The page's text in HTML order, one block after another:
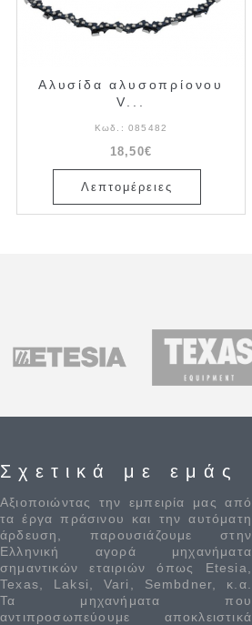
Αλυσίδα αλυσοπρίονου
V...
Κωδ.: 085482
18,50€
Λεπτομέρειες
Σχετικά με εμάς
Αξιοποιώντας την εμπειρία μας από
τα έργα πράσινου και την αυτόματη
άρδευση, παρουσιάζουμε στην
Ελληνική αγορά μηχανήματα
σημαντικών εταιριών όπως Etesia,
Texas, Laksi, Vari, Sembdner, κ.α.
Τα μηχανήματα που
αντιπροσωπεύουμε αποκλειστικά